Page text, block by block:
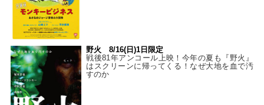
野火 8/16(日)1日限定
戦後81年アンコール上映！今年の夏も『野火』
はスクリーンに帰ってくる！なぜ大地を血で汚
すのか